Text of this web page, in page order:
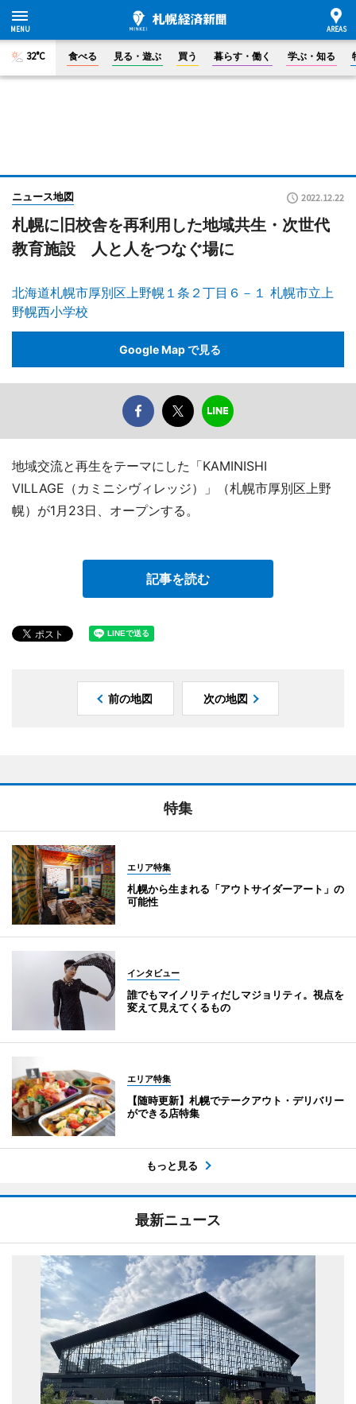
32°C 食べる 見る・遊ぶ 買う 暮らす・働く 学ぶ・知る
ニュース地図 2022.12.22
札幌に旧校舎を再利用した地域共生・次世代
教育施設 人と人をつなぐ場に
北海道札幌市厚別区上野幌１条２丁目６－１ 札幌市立上
野幌西小学校
Google Map で見る
地域交流と再生をテーマにした「KAMINISHI
VILLAGE（カミニシヴィレッジ）」（札幌市厚別区上野
幌）が1月23日、オープンする。
記事を読む
前の地図 次の地図
特集
エリア特集
札幌から生まれる「アウトサイダーアート」の
可能性
インタビュー
誰でもマイノリティだしマジョリティ。視点を
変えて見えてくるもの
エリア特集
【随時更新】札幌でテークアウト・デリバリー
ができる店特集
もっと見る
最新ニュース